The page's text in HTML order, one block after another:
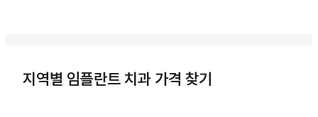
지역별 임플란트 치과 가격 찾기